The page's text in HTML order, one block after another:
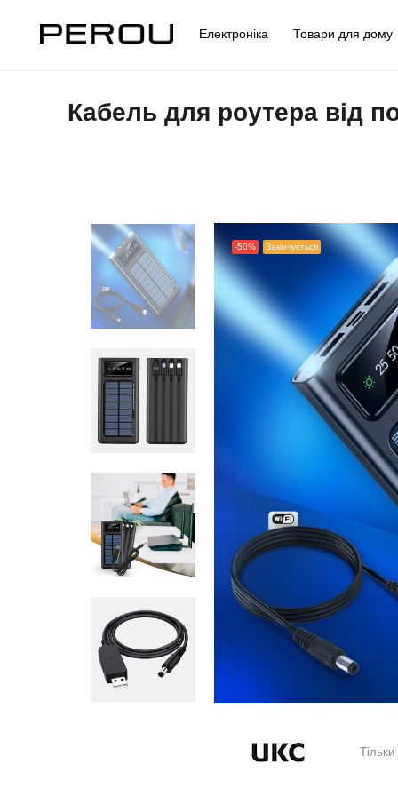
Електроніка Товари для
Кабель для роутера від
-50% Закінчується
Тільки